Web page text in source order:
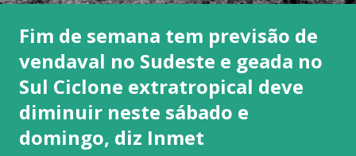
Fim de semana tem previsão de
vendaval no Sudeste e geada no
Sul Ciclone extratropical deve
diminuir neste sábado e
domingo, diz Inmet